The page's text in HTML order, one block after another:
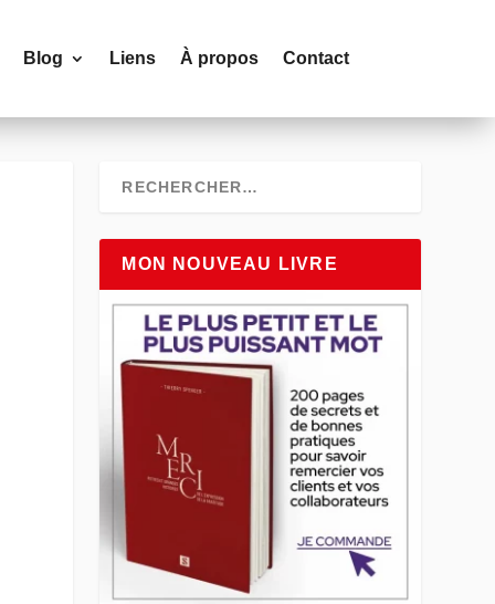
Blog Liens À propos Contact
MON NOUVEAU LIVRE